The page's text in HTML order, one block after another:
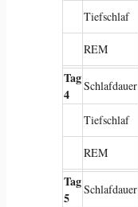
Tiefschlaf
REM
Tag
4
Schlafdauer
Tiefschlaf
REM
Tag
5
Schlafdauer